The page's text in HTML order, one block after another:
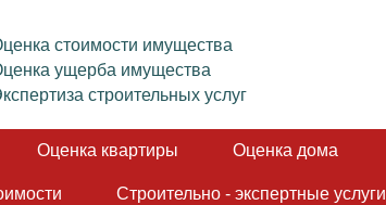
стоимости имущества
ущерба имущества
строительных услуг
Оценка квартиры Оценка дома
Строительно - экспертные услуги